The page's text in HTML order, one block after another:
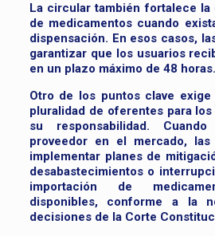
La circular también fortalece la
de medicamentos cuando
dispensación. En esos casos,
garantizar que los usuarios
en un plazo máximo de 48 horas.
Otro de los puntos clave exige
pluralidad de oferentes para
su responsabilidad.
proveedor en el mercado, las
implementar planes de
desabastecimientos o
importación de
disponibles, conforme a la
decisiones de la Corte